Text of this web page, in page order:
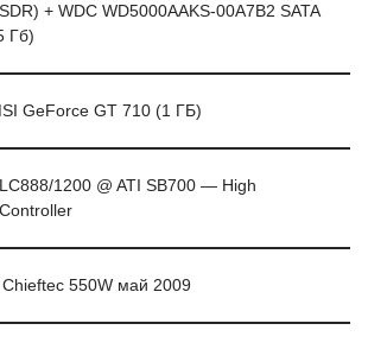
+ WDC WD5000AAKS-00A7B2 SATA
Гб)
GeForce GT 710 (1 ГБ)
1200 @ ATI SB700 — High
Chieftec 550W май 2009